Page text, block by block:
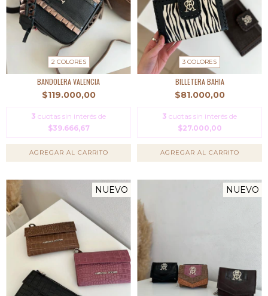
2 COLORES
BANDOLERA VALENCIA
$119.000,00
3 cuotas sin interés de
$39.666,67
AGREGAR AL CARRITO
3 COLORES
BILLETERA BAHIA
$81.000,00
3 cuotas sin interés de
$27.000,00
AGREGAR AL CARRITO
NUEVO NUEVO